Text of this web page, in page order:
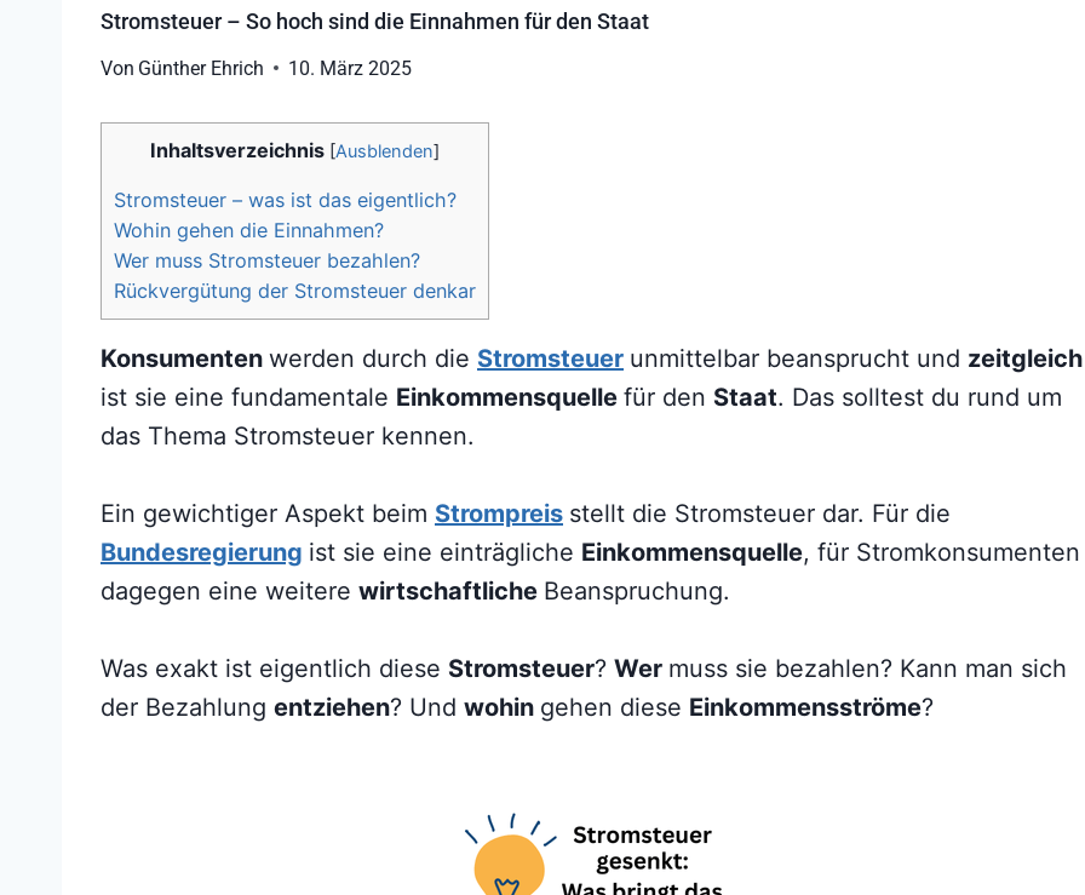
Stromsteuer – So hoch sind die Einnahmen für den Staat
Von Günther Ehrich 10. März 2025
Inhaltsverzeichnis [Ausblenden]
Stromsteuer – was ist das eigentlich?
Wohin gehen die Einnahmen?
Wer muss Stromsteuer bezahlen?
Rückvergütung der Stromsteuer denkar
Konsumenten werden durch die Stromsteuer unmittelbar beansprucht und zeitgleich
ist sie eine fundamentale Einkommensquelle für den Staat. Das solltest du rund um
das Thema Stromsteuer kennen.
Ein gewichtiger Aspekt beim Strompreis stellt die Stromsteuer dar. Für die
Bundesregierung ist sie eine einträgliche Einkommensquelle, für Stromkonsumenten
dagegen eine weitere wirtschaftliche Beanspruchung.
Was exakt ist eigentlich diese Stromsteuer? Wer muss sie bezahlen? Kann man sich
der Bezahlung entziehen? Und wohin gehen diese Einkommensströme?